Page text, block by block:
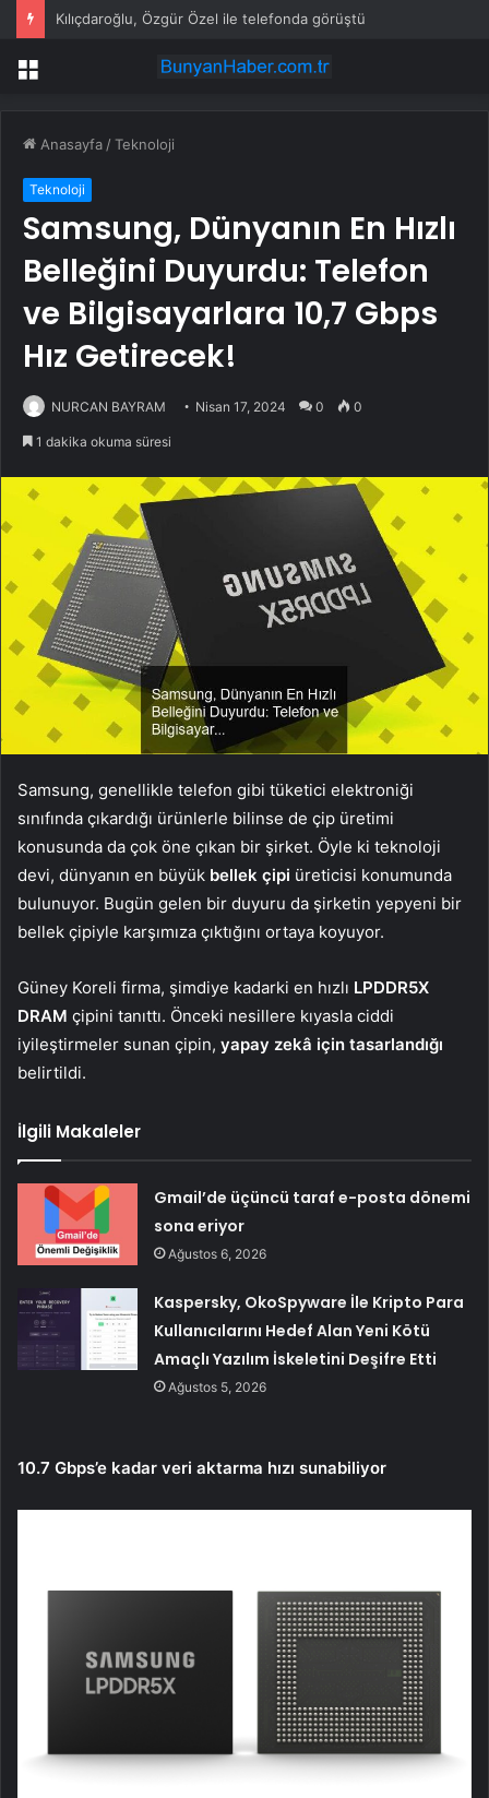
Kılıçdaroğlu, Özgür Özel ile telefonda görüştü
Menü
Anasayfa /Teknoloji
Teknoloji
Samsung, Dünyanın En Hızlı
Belleğini Duyurdu: Telefon
ve Bilgisayarlara 10,7 Gbps
Hız Getirecek!
NURCAN BAYRAM Nisan 17, 2024 0 0
1 dakika okuma süresi
Samsung, genellikle telefon gibi tüketici elektroniği
sınıfında çıkardığı ürünlerle bilinse de çip üretimi
konusunda da çok öne çıkan bir şirket. Öyle ki teknoloji
devi, dünyanın en büyük bellek çipi üreticisi konumunda
bulunuyor. Bugün gelen bir duyuru da şirketin yepyeni bir
bellek çipiyle karşımıza çıktığını ortaya koyuyor.
Güney Koreli firma, şimdiye kadarki en hızlı LPDDR5X
DRAM çipini tanıttı. Önceki nesillere kıyasla ciddi
iyileştirmeler sunan çipin, yapay zekâ için tasarlandığı
belirtildi.
İlgili Makaleler
Gmail’de üçüncü taraf e-posta dönemi
sona eriyor
Ağustos 6, 2026
Kaspersky, OkoSpyware İle Kripto Para
Kullanıcılarını Hedef Alan Yeni Kötü
Amaçlı Yazılım İskeletini Deşifre Etti
Ağustos 5, 2026
10.7 Gbps’e kadar veri aktarma hızı sunabiliyor